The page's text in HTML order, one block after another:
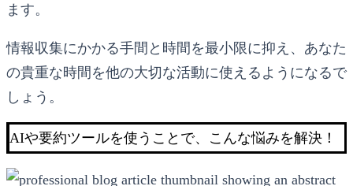
ます。
情報収集にかかる手間と時間を最小限に抑え、あなた
の貴重な時間を他の大切な活動に使えるようになるで
しょう。
AIや要約ツールを使うことで、こんな悩みを解決！